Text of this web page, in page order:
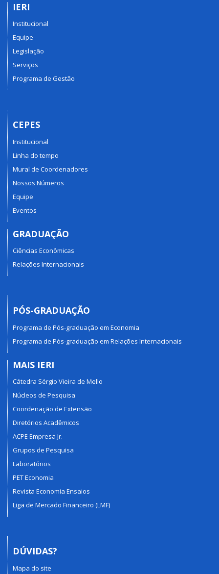
IERI
Institucional
Equipe
Legislação
Serviços
Programa de Gestão
CEPES
Institucional
Linha do tempo
Mural de Coordenadores
Nossos Números
Equipe
Eventos
GRADUAÇÃO
Ciências Econômicas
Relações Internacionais
PÓS-GRADUAÇÃO
Programa de Pós-graduação em Economia
Programa de Pós-graduação em Relações Internacionais
MAIS IERI
Cátedra Sérgio Vieira de Mello
Núcleos de Pesquisa
Coordenação de Extensão
Diretórios Acadêmicos
ACPE Empresa Jr.
Grupos de Pesquisa
Laboratórios
PET Economia
Revista Economia Ensaios
Liga de Mercado Financeiro (LMF)
DÚVIDAS?
Mapa do site